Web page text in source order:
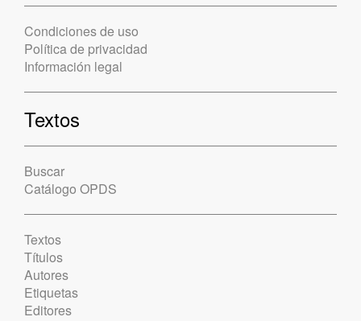
Condiciones de uso
Política de privacidad
Información legal
Textos
Buscar
Catálogo OPDS
Textos
Títulos
Autores
Etiquetas
Editores